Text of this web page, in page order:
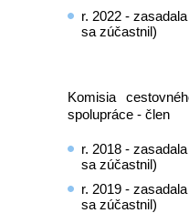
r. 2022 -
sa zúčastnil)
Komisia
spolupráce - člen
r. 2018 -
sa zúčastnil)
r. 2019 -
sa zúčastnil)